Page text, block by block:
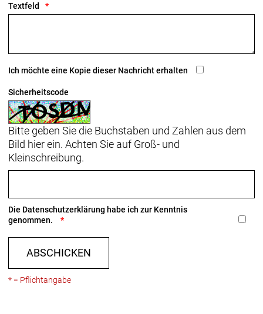
Textfeld
Ich möchte eine Kopie dieser Nachricht erhalten
Sicherheitscode
Bitte geben Sie die Buchstaben und Zahlen aus dem
Bild hier ein. Achten Sie auf Groß- und
Kleinschreibung.
Die Datenschutzerklärung habe ich zur Kenntnis
genommen.
ABSCHICKEN
* = Pflichtangabe